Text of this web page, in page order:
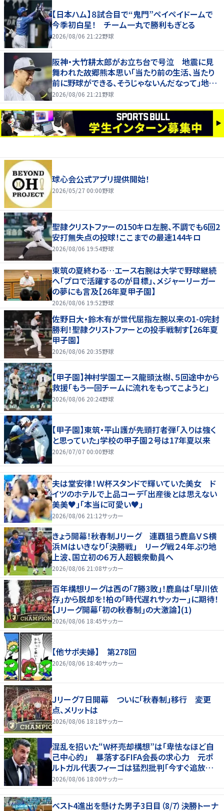
【日本ハム】８試合目で“鬼門”ペイペイドームで
今季初白星！ チーム一丸で勝利もぎとる
2026/08/06 21:22野球
阪神・大竹耕太郎がお立ち台で号泣 地震に見
舞われた故郷熊本思い「当たり前の生活、当たり
前に野球ができる、そうじゃないんだなって」地震
当時は帰省中で自身も被災「自分も逃げずに立
2026/08/06 21:21 野球
球心会公式アプリ提供開始！
2026/05/27 00:00野球
聖隷クリストファーの150キロ左腕、不調でも6回2
安打無失点の投球！ここまでの最速144キロ
2026/08/06 19:54野球
東筑の夏終わる…エース右腕は大学で野球継続
へ「プロで活躍するのが目標」、メジャーリーガー
の夢にも言及【26年夏甲子園】
2026/08/06 19:52野球
佐野日大・鈴木有が世代屈指左腕以来の1-0完封
勝利！聖隷クリストファーとの投手戦制す【26年夏
甲子園】
2026/08/06 20:35野球
【甲子園】神村学園エース龍頭汰樹、５回途中から
救援「もう一回チームに流れをもってこようと」
2026/08/06 20:24野球
【甲子園】東筑・平山護が先頭打者弾「入りは強く
と思っていた」学校の甲子園２号は17年夏以来
2026/07/07 00:00野球
夫は堂安律！Ｗ杯スタンドで輝いていた美女 ド
イツのホテルで上品コーデ「出産後とは思えない
美美♥」「本当に可愛い♥」
2026/08/06 21:12サッカー
きょう開幕！秋春制Ｊリーグ 連覇狙う鹿島ＶＳ横
浜Ｍはいきなり「決勝戦」 リーグ戦２４年ぶり地
上波、国立初の６万人超観衆動員へ
2026/08/06 21:08サッカー
百年構想リーグは西の｢7勝3敗｣！鹿島は｢早川依
存｣から脱却を！柏の｢時代遅れサッカー｣に期待！
【Jリーグ開幕｢初の秋春制｣の大激論】(1)
2026/08/06 18:45サッカー
【他サポ夫婦】 第278回
2026/08/06 18:40サッカー
Ｊリーグ７日開幕 ついに「秋春制」移行 変更
点、メリットは
2026/08/06 18:18サッカー
混乱を招いた“W杯売却構想”は「卑怯なほど自
己中心的」 暴落するFIFA会長の求心力 元ポ
ルトガル代表フィーゴは猛烈批判「今すぐ追放す
べきだ」
2026/08/06 18:00サッカー
ベスト4進出を懸けた男子3日目（8/7）決勝トーナ